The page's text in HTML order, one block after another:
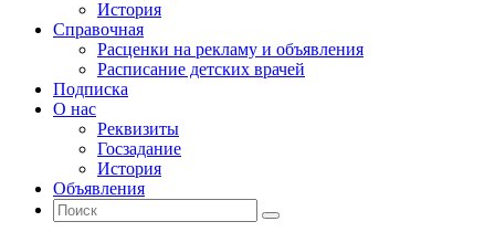
История
Справочная
Расценки на рекламу и объявления
Расписание детских врачей
Подписка
О нас
Реквизиты
Госзадание
История
Объявления
Поиск
Искать:
Поиск